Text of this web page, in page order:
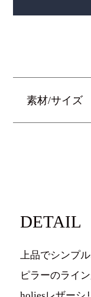
素材/サイズ
DETAIL
上品でシンプ
ピラーのライ